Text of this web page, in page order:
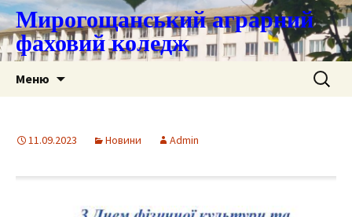
Мирогощанський аграрний
фаховий коледж
Меню Пошук:
11.09.2023 Новини Admin